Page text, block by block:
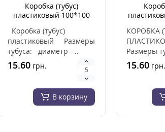
Коробка (тубус)
пластиковый 100*100
Коробка (тубус)
пластиковый Размеры
тубуса: диаметр - ..
15.60 грн.
В корзину
КОРОБКА
Размеры
диаметр -
высота - 6..
15.60 грн.